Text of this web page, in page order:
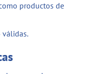
productos de
válidas.